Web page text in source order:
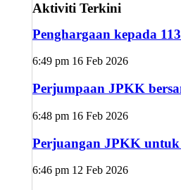
Aktiviti Terkini
Penghargaan kepada
6:49 pm 16 Feb 2026
Perjumpaan JPKK
6:48 pm 16 Feb 2026
Perjuangan JPKK
6:46 pm 12 Feb 2026